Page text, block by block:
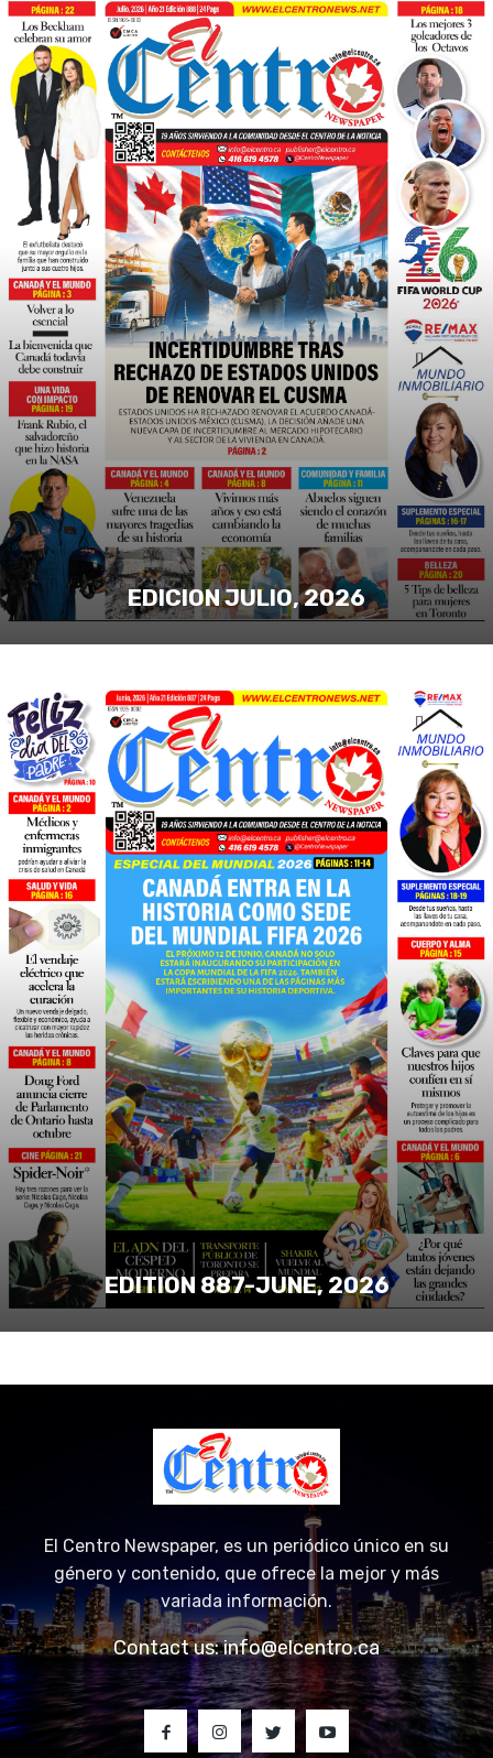
EDICION JULIO, 2026
EDITION 887-JUNE, 2026
El Centro Newspaper, es un periódico único en su
género y contenido, que ofrece la mejor y más
variada información.
Contact us:info@elcentro.ca